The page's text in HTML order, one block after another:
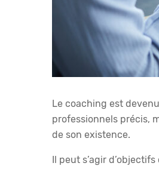
Le coaching est
professionnels précis,
de son existence.
Il peut s’agir